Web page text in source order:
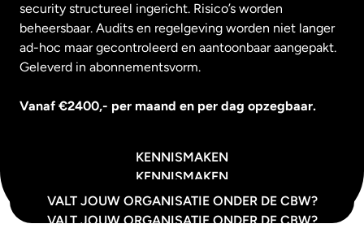
security structureel ingericht. Risico’s worden
beheersbaar. Audits en regelgeving worden niet langer
ad-hoc maar gecontroleerd en aantoonbaar aangepakt.
Geleverd in abonnementsvorm.
Vanaf €2400,- per maand en per dag opzegbaar.
KENNISMAKEN
KENNISMAKEN
VALT JOUW ORGANISATIE ONDER DE CBW?
VALT JOUW ORGANISATIE ONDER DE CBW?